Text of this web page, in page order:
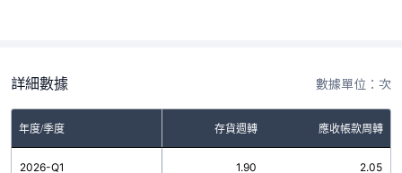
詳細數據 數據單位：次
年度/季度 存貨週轉 應收帳款周轉
2026-Q1 1.90 2.05